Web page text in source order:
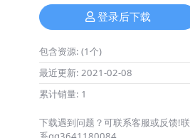
登录后下载
包含资源: (1个)
最近更新: 2021-02-08
累计销量: 1
下载遇到问题？可联系客服或反馈!联